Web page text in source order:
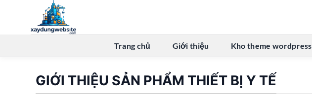
Trang chủ Giới thiệu Kho theme wordpress
GIỚI THIỆU SẢN PHẨM THIẾT BỊ Y TẾ